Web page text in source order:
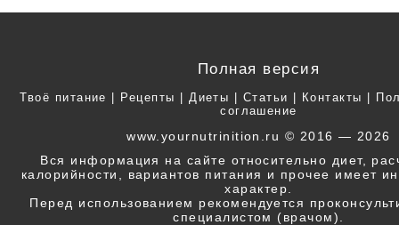
Полная версия
Твоё питание | Рецепты | Диеты | Статьи | Контакты |
соглашение
www.yournutrinition.ru © 2016 — 2026
Вся информация на сайте относительно диет,
калорийности, вариантов питания и прочее имеет
характер.
Перед использованием рекомендуется
специалистом (врачом).